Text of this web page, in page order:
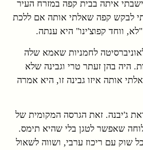
ישבתי איתה בבית קפה במזרח העיר
לבקש קפה שאלתי אותה אם ללכת
ווחד קפוצ'ינו" היא ענתה.
לחמניות שאמא שלה
היה בהן זעתר טרי וגבינה שלא
אותה איזו גבינה זו, היא אמרה
ג'יבנה. זאת הגרסה המקומית של
שאפשר לטגן בלי שהיא תימס.
שוק עם ריכוז ערבי, ושווה לשאול